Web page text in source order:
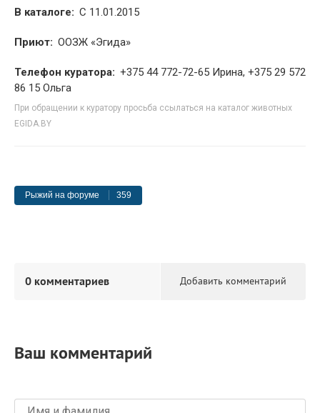
В каталоге: С 11.01.2015
Приют: ООЗЖ «Эгида»
Телефон куратора: +375 44 772-72-65 Ирина, +375 29 572
86 15 Ольга
При обращении к куратору просьба ссылаться на каталог животных
EGIDA.BY
Рыжий на форуме 359
Добавить комментарий
0 комментариев
Ваш комментарий